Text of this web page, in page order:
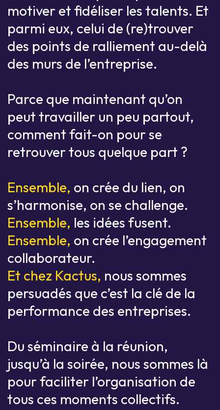
motiver et fidéliser les talents. Et
parmi eux, celui de (re)trouver
des points de ralliement au-delà
des murs de l’entreprise.
Parce que maintenant qu’on
peut travailler un peu partout,
comment fait-on pour se
retrouver tous quelque part ?
Ensemble, on crée du lien, on
s’harmonise, on se challenge.
Ensemble, les idées fusent.
Ensemble, on crée l’engagement
collaborateur.
Et chez Kactus, nous sommes
persuadés que c’est la clé de la
performance des entreprises.
Du séminaire à la réunion,
jusqu’à la soirée, nous sommes là
pour faciliter l’organisation de
tous ces moments collectifs.